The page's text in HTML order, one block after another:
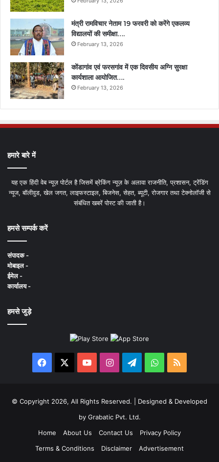
मंत्री रामविचार नेताम 19 फरवरी को करेंगे एकलव्य
विद्यालयों की समीक्षा….
February 13, 2026
कोंडागांव एवं फरसगांव में एक दिवसीय अग्नि सुरक्षा
कार्यशाला आयोजित….
February 13, 2026
हमारे बारे में
यह एक हिंदी वेब न्यूज़ पोर्टल है जिसमें ब्रेकिंग न्यूज़ के अलावा राजनीति, प्रशासन, ट्रेंडिंग
न्यूज, बॉलीवुड, खेल जगत, लाइफस्टाइल, बिजनेस, सेहत, ब्यूटी, रोजगार तथा टेक्नोलॉजी से
संबंधित खबरें पोस्ट की जाती है।
हमसे सम्पर्क करें
संपादक -
मोबाइल -
ईमेल -
कार्यालय -
हमसे जुड़े
Facebook YouTubeInstagramTelegramWhatsApp
RSS
© Copyright 2026, All Rights Reserved. | Designed & Developed
by Grabatic Pvt. Ltd.
Home
About Us Contact Us
Privacy Policy
Terms & Conditions
Disclaimer Advertisement